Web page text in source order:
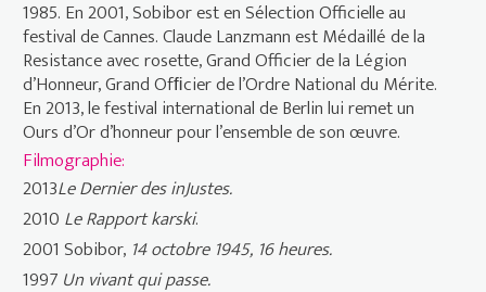
1985. En 2001, Sobibor est en Sélection Officielle au
festival de Cannes. Claude Lanzmann est Médaillé de la
Resistance avec rosette, Grand Officier de la Légion
d’Honneur, Grand Ofﬁcier de l’Ordre National du Mérite.
En 2013, le festival international de Berlin lui remet un
Ours d’Or d’honneur pour l’ensemble de son œuvre.
Filmographie:
2013Le Dernier des inJustes.
2010 Le Rapport karski.
2001 Sobibor, 14 octobre 1945, 16 heures.
1997 Un vivant qui passe.